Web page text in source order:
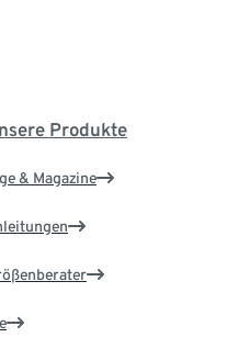
Produkte
& Magazine